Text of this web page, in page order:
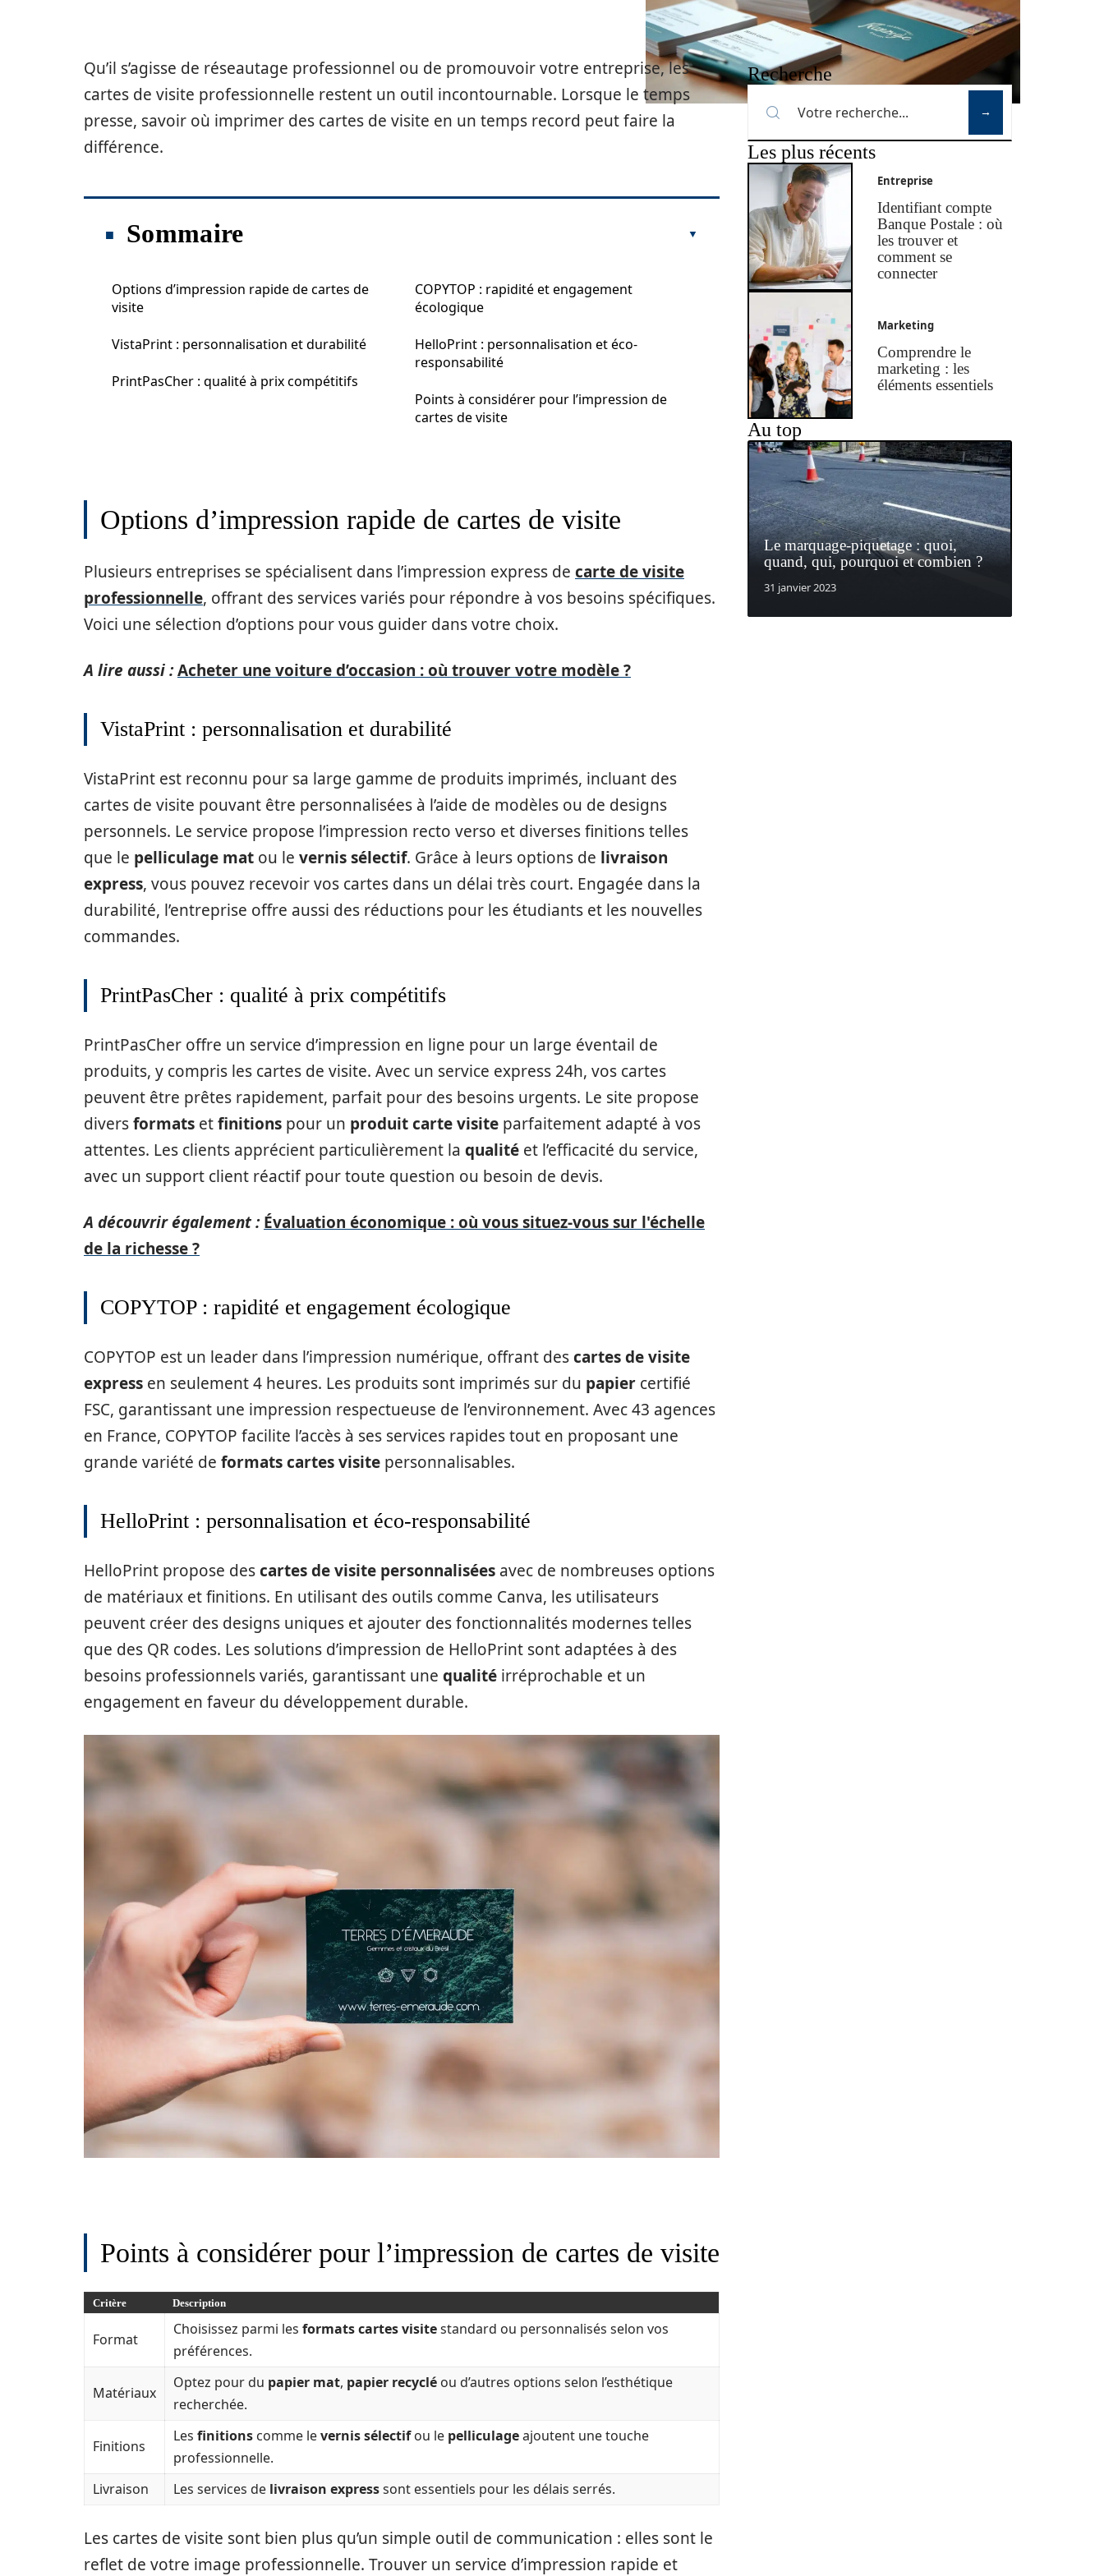
Qu’il s’agisse de réseautage professionnel ou de promouvoir votre entreprise, les
cartes de visite professionnelle restent un outil incontournable. Lorsque le temps
presse, savoir où imprimer des cartes de visite en un temps record peut faire la
différence.
Sommaire
Options d’impression rapide de cartes de
visite
VistaPrint : personnalisation et durabilité
PrintPasCher : qualité à prix compétitifs
COPYTOP : rapidité et engagement
écologique
HelloPrint : personnalisation et éco-
responsabilité
Points à considérer pour l’impression de
cartes de visite
Options d’impression rapide de cartes de visite
Plusieurs entreprises se spécialisent dans l’impression express de carte de visite
professionnelle, offrant des services variés pour répondre à vos besoins spécifiques.
Voici une sélection d’options pour vous guider dans votre choix.
A lire aussi :Acheter une voiture d’occasion : où trouver votre modèle ?
VistaPrint : personnalisation et durabilité
VistaPrint est reconnu pour sa large gamme de produits imprimés, incluant des
cartes de visite pouvant être personnalisées à l’aide de modèles ou de designs
personnels. Le service propose l’impression recto verso et diverses finitions telles
que le pelliculage mat ou le vernis sélectif. Grâce à leurs options de livraison
express, vous pouvez recevoir vos cartes dans un délai très court. Engagée dans la
durabilité, l’entreprise offre aussi des réductions pour les étudiants et les nouvelles
commandes.
PrintPasCher : qualité à prix compétitifs
PrintPasCher offre un service d’impression en ligne pour un large éventail de
produits, y compris les cartes de visite. Avec un service express 24h, vos cartes
peuvent être prêtes rapidement, parfait pour des besoins urgents. Le site propose
diversformats etfinitions pour un produit carte visite parfaitement adapté à vos
attentes. Les clients apprécient particulièrement la qualité et l’efficacité du service,
avec un support client réactif pour toute question ou besoin de devis.
A découvrir également : Évaluation économique : où vous situez-vous sur l'échelle
de la richesse ?
COPYTOP : rapidité et engagement écologique
COPYTOP est un leader dans l’impression numérique, offrant descartes de visite
express en seulement 4 heures. Les produits sont imprimés sur du papier certifié
FSC, garantissant une impression respectueuse de l’environnement. Avec 43 agences
en France, COPYTOP facilite l’accès à ses services rapides tout en proposant une
grande variété de formats cartes visite personnalisables.
HelloPrint : personnalisation et éco-responsabilité
HelloPrint propose descartes de visite personnalisées avec de nombreuses options
de matériaux et finitions. En utilisant des outils comme Canva, les utilisateurs
peuvent créer des designs uniques et ajouter des fonctionnalités modernes telles
que des QR codes. Les solutions d’impression de HelloPrint sont adaptées à des
besoins professionnels variés, garantissant une qualité irréprochable et un
engagement en faveur du développement durable.
Points à considérer pour l’impression de cartes de visite
Critère Description
Format
Choisissez parmi les formats cartes visitestandard ou personnalisés selon vos
préférences.
Matériaux
Optez pour du papier mat, papier recyclé ou d’autres options selon l’esthétique
recherchée.
Finitions
Les finitions comme levernis sélectifou le pelliculageajoutent une touche
professionnelle.
Livraison
Les services de livraison expresssont essentiels pour les délais serrés.
Les cartes de visite sont bien plus qu’un simple outil de communication : elles sont le
reflet de votre image professionnelle. Trouver un service d’impression rapide et
Recherche
Les plus récents
Entreprise
Identifiant compte
Banque Postale : où
les trouver et
comment se
connecter
Marketing
Comprendre le
marketing : les
éléments essentiels
Au top
Le marquage-piquetage : quoi,
quand, qui, pourquoi et combien ?
31 janvier 2023